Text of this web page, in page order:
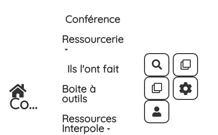
Aller au contenu principal
Co...
Conférence
Ressourcerie
Ils l'ont fait
Boite à
outils
Ressources
Interpole
Rechercher